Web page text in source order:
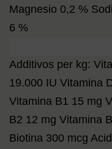
Magnesio 0,2 %
6 %
Additivos per kg:
19.000 IU Vitamina
Vitamina B1 15 mg
B2 12 mg Vitamina
Biotina 300 mcg